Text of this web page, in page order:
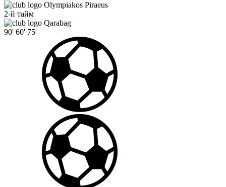
Olympiakos Piraeus
2-й тайм
Qarabag
90' 60' 75'